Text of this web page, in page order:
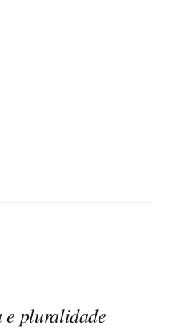
e pluralidade